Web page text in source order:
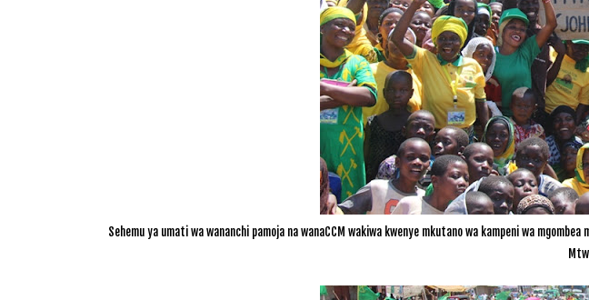
Sehemu ya umati wa wananchi pamoja na wanaCCM wakiwa kwenye mkutano wa kampeni wa